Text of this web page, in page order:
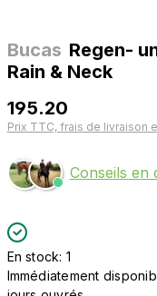
Bucas Regen-
Rain & Neck
195.20
Prix TTC, frais de livraison
Conseils en
En stock: 1
Immédiatement